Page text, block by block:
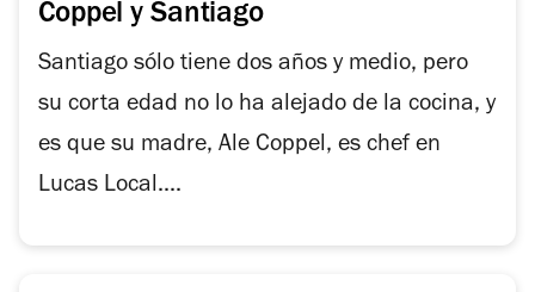
Coppel y Santiago
Santiago sólo tiene dos años y medio, pero
su corta edad no lo ha alejado de la cocina, y
es que su madre, Ale Coppel, es chef en
Lucas Local....